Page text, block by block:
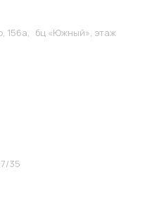
156а, бц «Южный», этаж
35